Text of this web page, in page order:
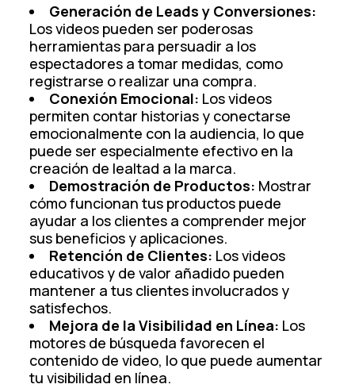
Generación de Leads y Conversiones:
Los videos pueden ser poderosas
herramientas para persuadir a los
espectadores a tomar medidas, como
registrarse o realizar una compra.
Conexión Emocional: Los videos
permiten contar historias y conectarse
emocionalmente con la audiencia, lo que
puede ser especialmente efectivo en la
creación de lealtad a la marca.
Demostración de Productos: Mostrar
cómo funcionan tus productos puede
ayudar a los clientes a comprender mejor
sus beneficios y aplicaciones.
Retención de Clientes: Los videos
educativos y de valor añadido pueden
mantener a tus clientes involucrados y
satisfechos.
Mejora de la Visibilidad en Línea: Los
motores de búsqueda favorecen el
contenido de video, lo que puede aumentar
tu visibilidad en línea.